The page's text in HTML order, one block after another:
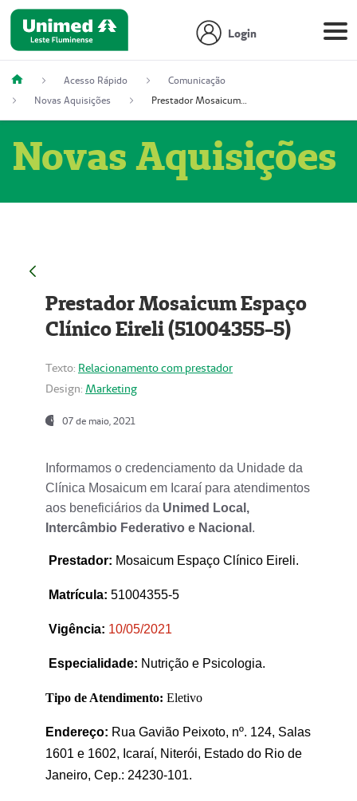
Login
Acesso Rápido
Comunicação
Novas Aquisições
Prestador Mosaicum Espaço Clínico Eireli (51004355-5)
Novas Aquisições
Prestador Mosaicum Espaço
Clínico Eireli (51004355-5)
Texto: Relacionamento com prestador
Design: Marketing
07 de maio, 2021
Informamos o credenciamento da Unidade da
Clínica Mosaicum em Icaraí para atendimentos
aos beneficiários da Unimed Local,
Intercâmbio Federativo e Nacional .
Prestador: Mosaicum Espaço Clínico Eireli.
Matrícula: 51004355-5
Vigência: 10/05/2021
Especialidade: Nutrição e Psicologia.
Tipo de Atendimento: Eletivo
Endereço: Rua Gavião Peixoto, nº. 124, Salas
1601 e 1602, Icaraí, Niterói, Estado do Rio de
Janeiro, Cep.: 24230-101.